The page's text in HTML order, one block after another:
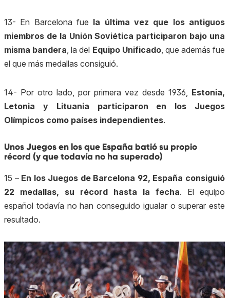
13- En Barcelona fue la última vez que los antiguos
miembros de la Unión Soviética participaron bajo una
misma bandera, la del Equipo Unificado, que además fue
el que más medallas consiguió.
14- Por otro lado, por primera vez desde 1936, Estonia,
Letonia y Lituania participaron en los Juegos
Olímpicos como países independientes.​
Unos Juegos en los que España batió su propio
récord (y que todavía no ha superado)
15 – En los Juegos de Barcelona 92, España consiguió
22 medallas, su récord hasta la fecha. El equipo
español todavía no han conseguido igualar o superar este
resultado.